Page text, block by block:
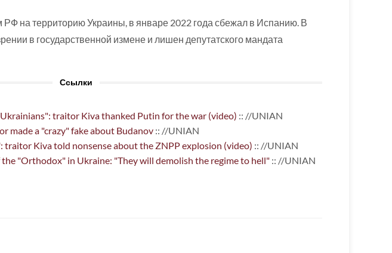
на территорию Украины, в январе 2022 года сбежал в Испанию. В
в государственной измене и лишен депутатского мандата
Ссылки
traitor Kiva thanked Putin for the war (video) :: //UNIAN
made a "crazy" fake about Budanov :: //UNIAN
traitor Kiva told nonsense about the ZNPP explosion (video) :: //UNIAN
"Orthodox" in Ukraine: "They will demolish the regime to hell" :: //UNIAN